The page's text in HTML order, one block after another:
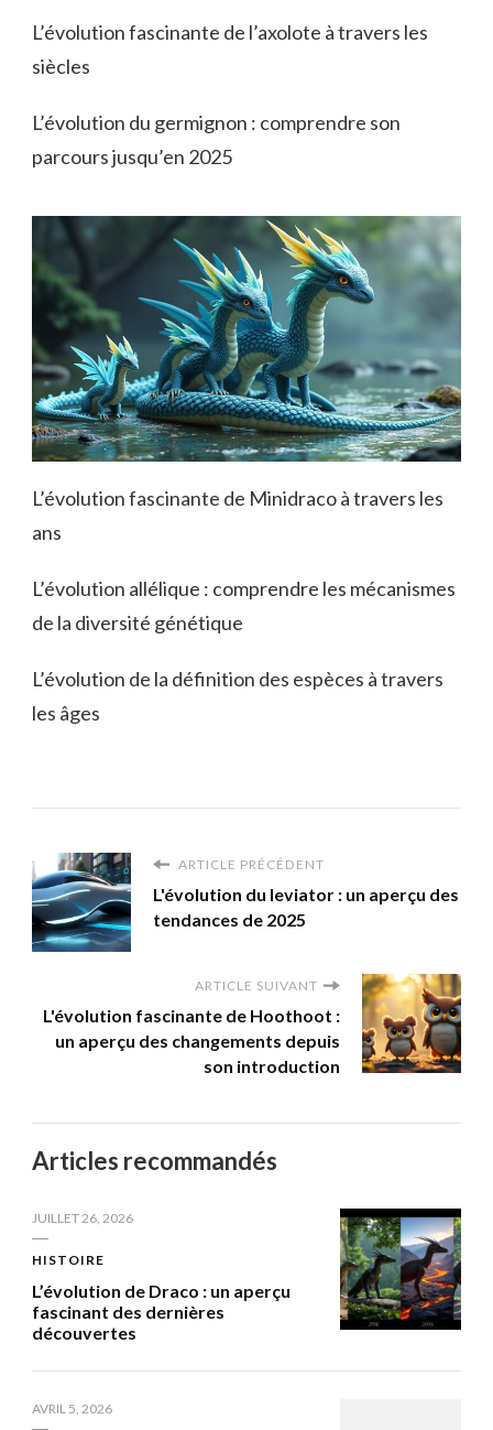
L’évolution fascinante de l’axolote à travers les
siècles
L’évolution du germignon : comprendre son
parcours jusqu’en 2025
L’évolution fascinante de Minidraco à travers les
ans
L’évolution allélique : comprendre les mécanismes
de la diversité génétique
L’évolution de la définition des espèces à travers
les âges
ARTICLE PRÉCÉDENT
L'évolution du leviator : un aperçu des
tendances de 2025
ARTICLE SUIVANT
L'évolution fascinante de Hoothoot :
un aperçu des changements depuis
son introduction
Articles recommandés
JUILLET 26, 2026
HISTOIRE
L’évolution de Draco : un aperçu
fascinant des dernières
découvertes
AVRIL 5, 2026